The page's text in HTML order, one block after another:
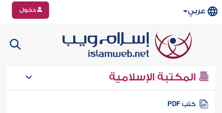
عربي دخول
المكتبة الإسلامية